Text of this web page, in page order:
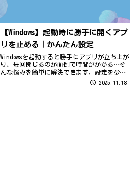
【Windows】起動時に勝手に開くアプ
リを止める｜かんたん設定
Windowsを起動すると勝手にアプリが立ち上が
り、毎回閉じるのが面倒で時間がかかる…そ
んな悩みを簡単に解決できます。設定を少し
変えるだけで不要なアプリの自動起動を止め
2025.11.18